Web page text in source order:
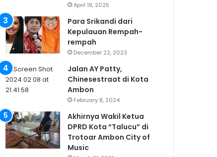
April 19, 2025
Para Srikandi dari
Kepulauan Rempah-
rempah
December 22, 2023
Jalan AY Patty,
Chinesestraat di Kota
Ambon
February 8, 2024
Akhirnya Wakil Ketua
DPRD Kota “Talucu” di
Trotoar Ambon City of
Music